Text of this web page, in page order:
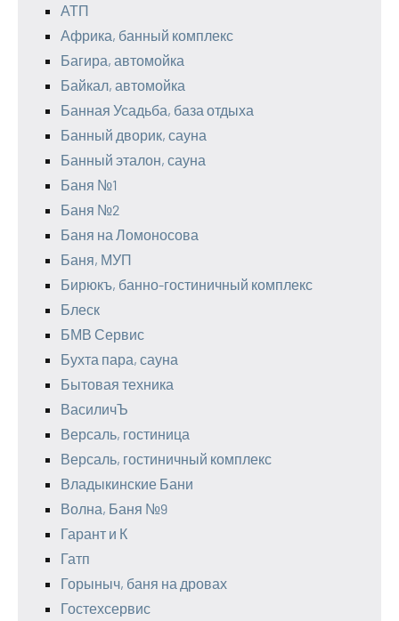
АТП
Африка, банный комплекс
Багира, автомойка
Байкал, автомойка
Банная Усадьба, база отдыха
Банный дворик, сауна
Банный эталон, сауна
Баня №1
Баня №2
Баня на Ломоносова
Баня, МУП
Бирюкъ, банно-гостиничный комплекс
Блеск
БМВ Сервис
Бухта пара, сауна
Бытовая техника
ВасиличЪ
Версаль, гостиница
Версаль, гостиничный комплекс
Владыкинские Бани
Волна, Баня №9
Гарант и К
Гатп
Горыныч, баня на дровах
Гостехсервис